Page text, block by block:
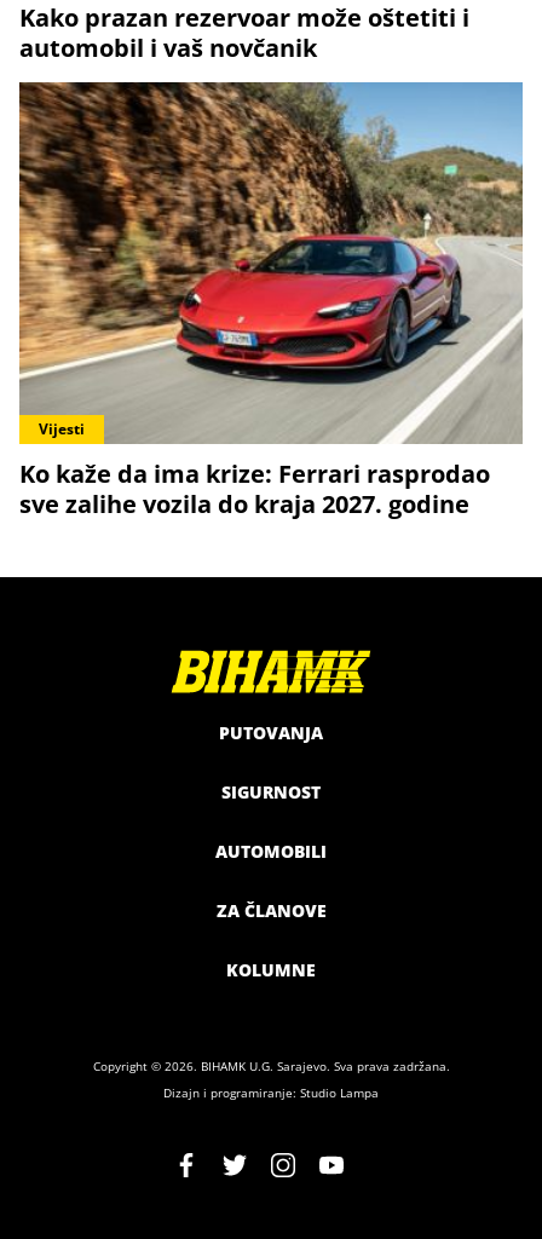
Kako prazan rezervoar može oštetiti i
automobil i vaš novčanik
Vijesti
Ko kaže da ima krize: Ferrari rasprodao
sve zalihe vozila do kraja 2027. godine
PUTOVANJA
SIGURNOST
AUTOMOBILI
ZA ČLANOVE
KOLUMNE
Copyright © 2026. BIHAMK U.G. Sarajevo. Sva prava zadržana.
Dizajn i programiranje: Studio Lampa